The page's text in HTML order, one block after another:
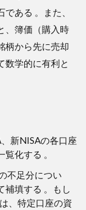
である 。また、
、簿価（購入時
柄から先に売却
数学的に有利と
新NISAの各口座
化する 。
不足分につい
補填する 。もし
、特定口座の資